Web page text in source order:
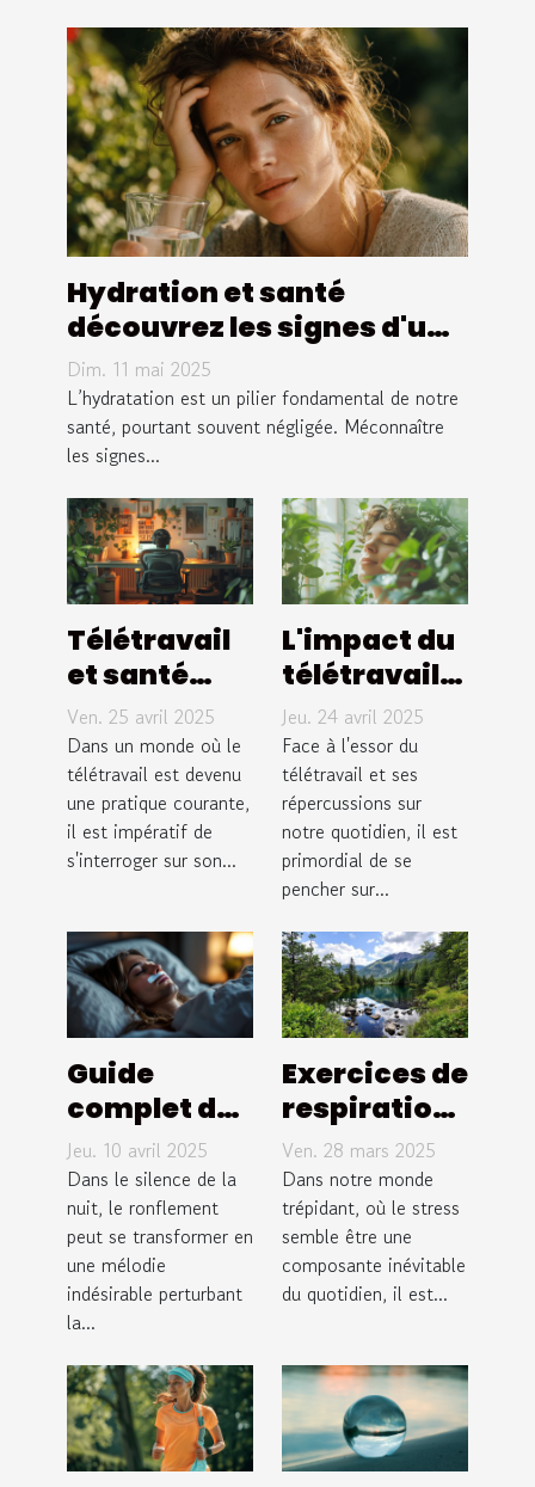
Hydration et santé
découvrez les signes d'une
déshydratation et les
solutions pour y remédier
Dim. 11 mai 2025
L’hydratation est un pilier fondamental de notre
santé, pourtant souvent négligée. Méconnaître
les signes...
Télétravail
et santé
mentale
stratégies
pour
préserver
son bien-
Ven. 25 avril 2025
Dans un monde où le
télétravail est devenu
une pratique courante,
il est impératif de
s'interroger sur son...
L'impact du
télétravail
sur la santé
mentale
solutions
pour un
équilibre vie
pro-perso
Jeu. 24 avril 2025
Face à l'essor du
télétravail et ses
répercussions sur
notre quotidien, il est
primordial de se
pencher sur...
Guide
complet des
bandes
nasales
pour réduire
le
ronflement
Jeu. 10 avril 2025
Dans le silence de la
nuit, le ronflement
peut se transformer en
une mélodie
indésirable perturbant
la...
Exercices de
respiration
pour la
gestion du
stress
techniques
simples
pour un
apaisé
Ven. 28 mars 2025
Dans notre monde
trépidant, où le stress
semble être une
composante inévitable
du quotidien, il est...